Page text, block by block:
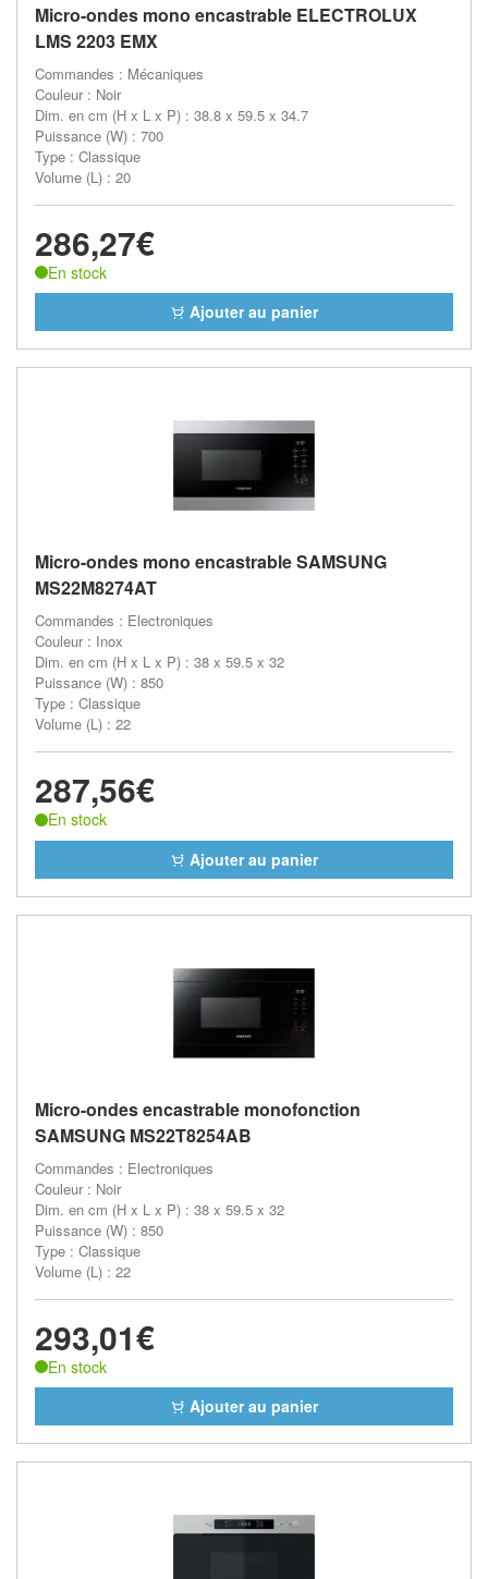
Micro-ondes mono encastrable ELECTROLUX
LMS 2203 EMX
Commandes : Mécaniques
Couleur : Noir
Dim. en cm (H x L x P) : 38.8 x 59.5 x 34.7
Puissance (W) : 700
Type : Classique
Volume (L) : 20
286,27€
En stock
Ajouter au panier
Micro-ondes mono encastrable SAMSUNG
MS22M8274AT
Commandes : Electroniques
Couleur : Inox
Dim. en cm (H x L x P) : 38 x 59.5 x 32
Puissance (W) : 850
Type : Classique
Volume (L) : 22
287,56€
En stock
Ajouter au panier
Micro-ondes encastrable monofonction
SAMSUNG MS22T8254AB
Commandes : Electroniques
Couleur : Noir
Dim. en cm (H x L x P) : 38 x 59.5 x 32
Puissance (W) : 850
Type : Classique
Volume (L) : 22
293,01€
En stock
Ajouter au panier